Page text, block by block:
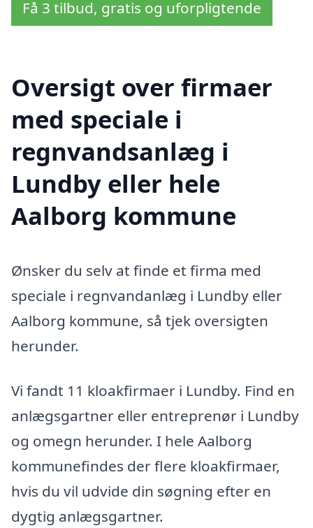
Få 3 tilbud, gratis og uforpligtende
Oversigt over firmaer
med speciale i
regnvandsanlæg i
Lundby eller hele
Aalborg kommune
Ønsker du selv at finde et firma med
speciale i regnvandanlæg i Lundby eller
Aalborg kommune, så tjek oversigten
herunder.
Vi fandt 11 kloakfirmaer i Lundby. Find en
anlægsgartner eller entreprenør i Lundby
og omegn herunder. I hele Aalborg
kommunefindes der flere kloakfirmaer,
hvis du vil udvide din søgning efter en
dygtig anlægsgartner.